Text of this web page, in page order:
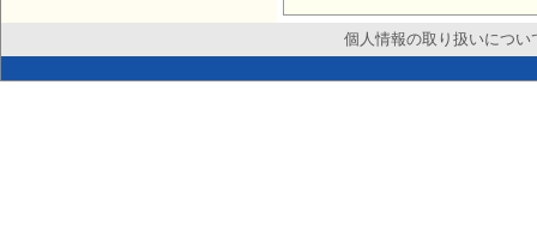
個人情報の取り扱いについ